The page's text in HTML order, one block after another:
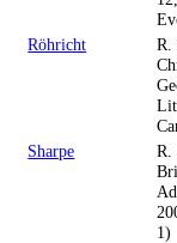
Röhricht
R.
Sharpe
R.
1)